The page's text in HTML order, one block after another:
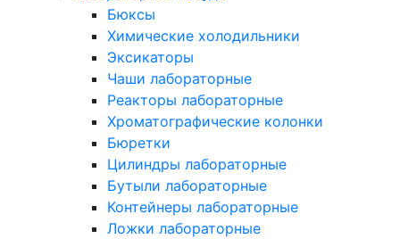
Бюксы
Химические холодильники
Эксикаторы
Чаши лабораторные
Реакторы лабораторные
Хроматографические колонки
Бюретки
Цилиндры лабораторные
Бутыли лабораторные
Контейнеры лабораторные
Ложки лабораторные